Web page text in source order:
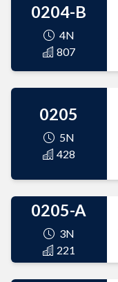
0204-B
4N
807
0205
5N
428
0205-A
3N
221